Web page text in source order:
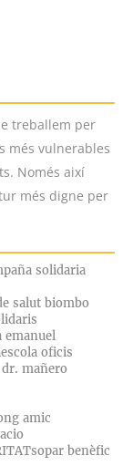
treballem per
més vulnerables
Només així
més digne per
solidaria
salut biombo
emanuel
escola oficis
mañero
amic
sopar benèfic